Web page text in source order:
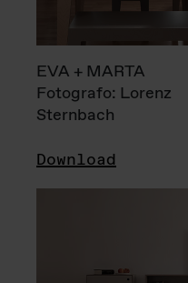
EVA + MARTA
Fotografo: Lorenz
Sternbach
Download